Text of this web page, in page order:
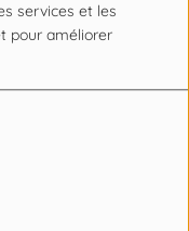
services et les
pour améliorer